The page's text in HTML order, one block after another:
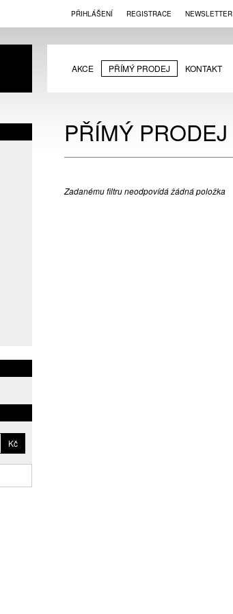
PŘIHLÁŠENÍ REGISTRACE NEWSLETTER
AKCE PŘÍMÝ PRODEJ KONTAKT
Kč
PŘÍMÝ PRODEJ
Zadanému filtru neodpovídá žádná položka